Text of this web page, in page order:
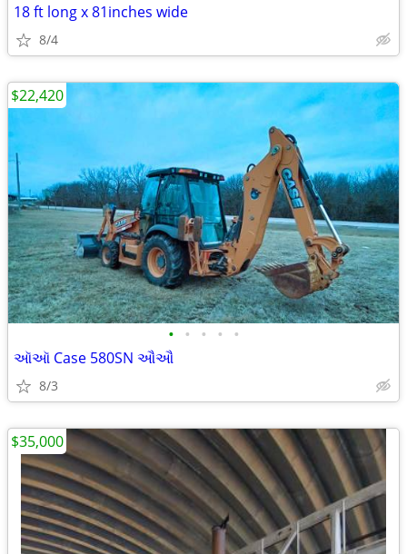
18 ft long x 81inches wide
8/4
• • • • •
ઑઑ Case 580SN ઔઔ
8/3
$22,420
$35,000